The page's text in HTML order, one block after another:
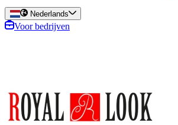
Nederlands
Voor bedrijven